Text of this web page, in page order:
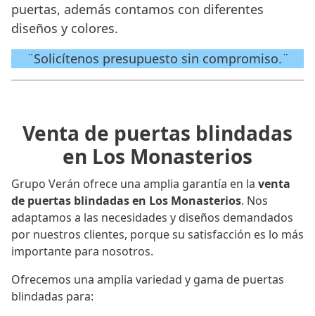
puertas, además contamos con diferentes
diseños y colores.
¨Solicítenos presupuesto sin compromiso.¨
Venta de puertas blindadas
en Los Monasterios
Grupo Verán ofrece una amplia garantía en la venta
de puertas blindadas en Los Monasterios. Nos
adaptamos a las necesidades y diseños demandados
por nuestros clientes, porque su satisfacción es lo más
importante para nosotros.
Ofrecemos una amplia variedad y gama de puertas
blindadas para: